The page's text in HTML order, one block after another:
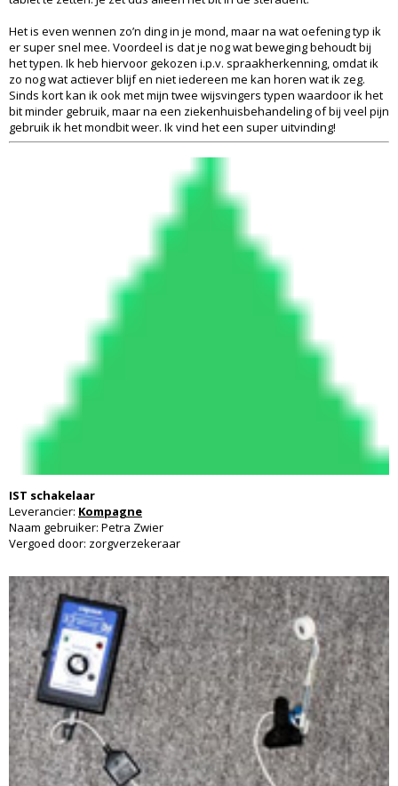
Het is even wennen zo’n ding in je mond, maar na wat oefening typ ik
er super snel mee. Voordeel is dat je nog wat beweging behoudt bij
het typen. Ik heb hiervoor gekozen i.p.v. spraakherkenning, omdat ik
zo nog wat actiever blijf en niet iedereen me kan horen wat ik zeg.
Sinds kort kan ik ook met mijn twee wijsvingers typen waardoor ik het
bit minder gebruik, maar na een ziekenhuisbehandeling of bij veel pijn
gebruik ik het mondbit weer. Ik vind het een super uitvinding!
IST schakelaar
Leverancier: Kompagne
Naam gebruiker: Petra Zwier
Vergoed door: zorgverzekeraar